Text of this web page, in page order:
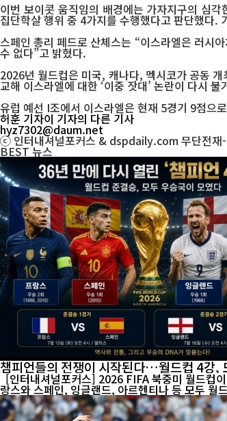
이번 보이콧 움직임의 배경에는 가자지구의 심
집단학살 행위 중 4가지를 수행했다고 판단했다
스페인 총리 페드로 산체스는 “이스라엘은 러시
수 없다”고 밝혔다.
2026년 월드컵은 미국, 캐나다, 멕시코가 공동
교해 이스라엘에 대한 ‘이중 잣대’ 논란이 다시 불
유럽 예선 I조에서 이스라엘은 현재 5경기 9점으
허훈 기자이 기자의 다른 기사
hyz7302@daum.net
ⓒ 인터내셔널포커스 & dspdaily.com 무단전재-
BEST뉴스
챔피언들의 전쟁이 시작된다…월드컵 4강,
[인터내셔널포커스] 2026 FIFA 북중미 월드컵
랑스와 스페인, 잉글랜드, 아르헨티나 등 모두 월